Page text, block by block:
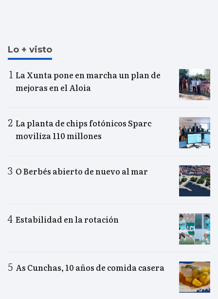
Lo + visto
La Xunta pone en marcha un plan de
mejoras en el Aloia
La planta de chips fotónicos Sparc
moviliza 110 millones
O Berbés abierto de nuevo al mar
Estabilidad en la rotación
As Cunchas, 10 años de comida casera